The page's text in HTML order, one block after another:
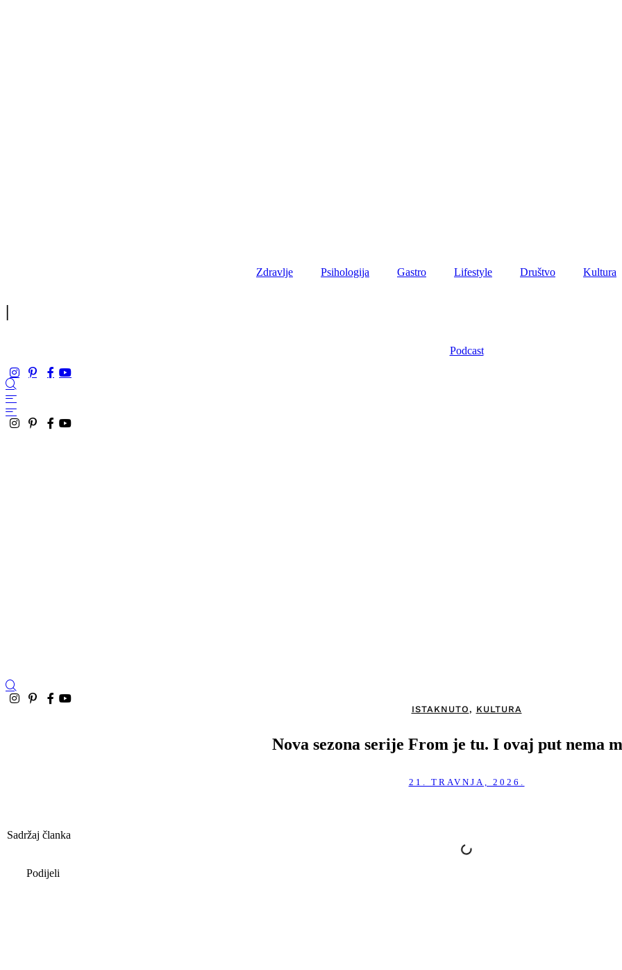
Zdravlje Psihologija Gastro Lifestyle Društvo Kultura
|
Podcast
ISTAKNUTO , KULTURA
Nova sezona serije From je tu. I ovaj put nema
21. TRAVNJA, 2026.
Sadržaj članka
Podijeli